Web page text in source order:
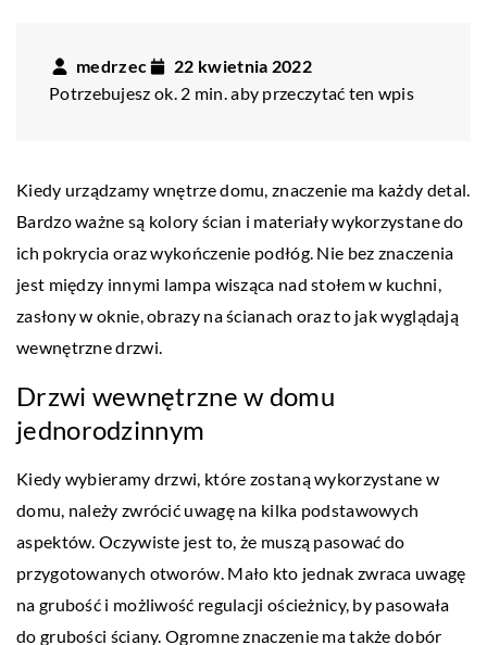
medrzec
22 kwietnia 2022
Potrzebujesz ok. 2 min. aby przeczytać ten wpis
Kiedy urządzamy wnętrze domu, znaczenie ma każdy detal.
Bardzo ważne są kolory ścian i materiały wykorzystane do
ich pokrycia oraz wykończenie podłóg. Nie bez znaczenia
jest między innymi lampa wisząca nad stołem w kuchni,
zasłony w oknie, obrazy na ścianach oraz to jak wyglądają
wewnętrzne drzwi.
Drzwi wewnętrzne w domu
jednorodzinnym
Kiedy wybieramy drzwi, które zostaną wykorzystane w
domu, należy zwrócić uwagę na kilka podstawowych
aspektów. Oczywiste jest to, że muszą pasować do
przygotowanych otworów. Mało kto jednak zwraca uwagę
na grubość i możliwość regulacji ościeżnicy, by pasowała
do grubości ściany. Ogromne znaczenie ma także dobór